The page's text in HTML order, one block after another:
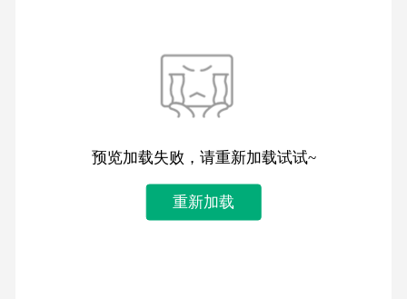
预览加载失败，请重新加载试试~
重新加载